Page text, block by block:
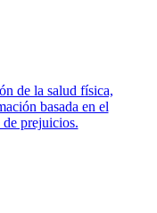
de la salud física,
basada en el
prejuicios.